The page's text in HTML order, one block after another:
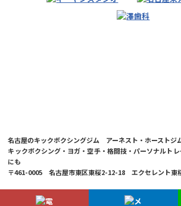
名古屋のキックボクシングジム アーネスト・ホーストジ
キックボクシング・ヨガ・空手・格闘技・パーソナルト
にも
〒461-0005 名古屋市東区東桜2-12-18 エクセレント
© 2026 Ernesto Hoost Gym Japan